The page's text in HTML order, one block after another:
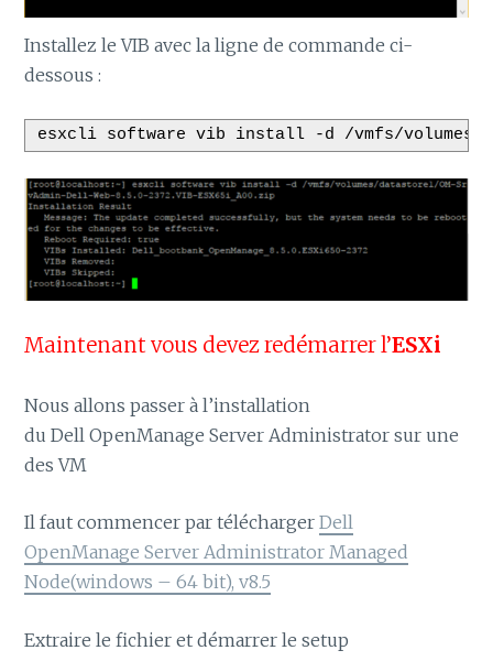
Installez le VIB avec la ligne de commande ci-
dessous :
esxcli software vib install -d /vmfs/volumes/
Maintenant vous devez redémarrer l’ESXi
Nous allons passer à l’installation
du Dell OpenManage Server Administrator sur une
des VM
Il faut commencer par téléchargerDell
OpenManage Server Administrator Managed
Node(windows – 64 bit), v8.5
Extraire le fichier et démarrer le setup